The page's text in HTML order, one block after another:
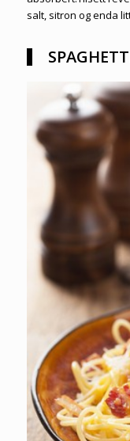
salt, sitron og enda